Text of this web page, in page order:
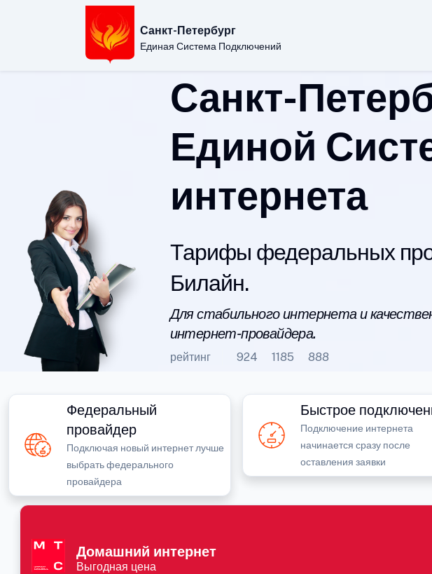
Санкт-Петербург
Единая Система Подключений
Санкт-
Единой
интернета
Тарифы федеральных
Билайн.
Для стабильного интернета и
интернет-провайдера.
рейтинг 924 1185 888
Федеральный
провайдер
Подключая новый интернет лучше
выбрать федерального
провайдера
Быстрое
Подключение интернета
начинается сразу после
оставления заявки
Домашний интернет
Выгодная цена